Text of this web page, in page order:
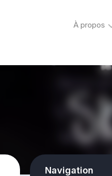
À propos
&
Spiritisme
Navigation